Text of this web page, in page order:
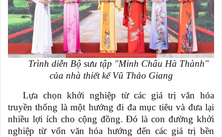
Trình diễn Bộ sưu tập "Minh Châu Hà Thành"
của nhà thiết kế Vũ Thảo Giang
Lựa chọn khởi nghiệp từ các giá trị văn hóa
truyền thống là một hướng đi đa mục tiêu và đưa lại
nhiều lợi ích cho cộng đồng. Đó là con đường khởi
nghiệp từ vốn văn hóa hướng đến các giá trị bền